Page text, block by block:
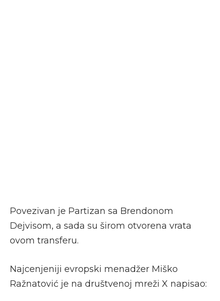
Povezivan je Partizan sa Brendonom
Dejvisom, a sada su širom otvorena vrata
ovom transferu.
Najcenjeniji evropski menadžer Miško
Ražnatović je na društvenoj mreži X napisao: